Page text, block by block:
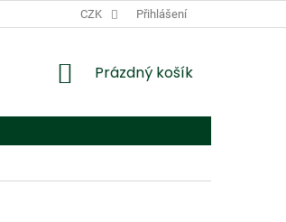
NÁHRADNÍ PLNĚNÍ
CZK Přihlášení
NÁKUPNÍ
Prázdný košík